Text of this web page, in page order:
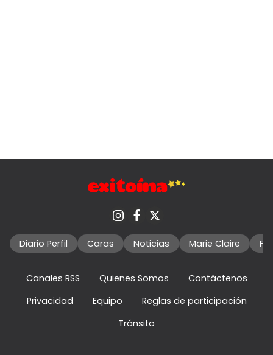
Diario Perfil Caras Noticias Marie Claire
Canales RSS Quienes Somos
Contáctenos
Privacidad
Equipo
Reglas de participación
Tránsito